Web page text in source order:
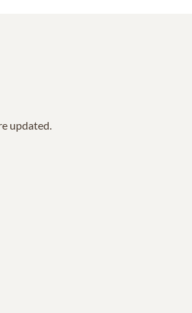
updated.